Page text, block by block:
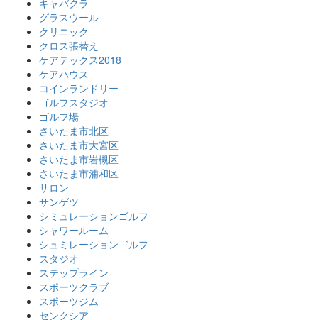
キャバクラ
グラスウール
クリニック
クロス張替え
ケアテックス2018
ケアハウス
コインランドリー
ゴルフスタジオ
ゴルフ場
さいたま市北区
さいたま市大宮区
さいたま市岩槻区
さいたま市浦和区
サロン
サンゲツ
シミュレーションゴルフ
シャワールーム
シュミレーションゴルフ
スタジオ
ステップライン
スポーツクラブ
スポーツジム
センクシア